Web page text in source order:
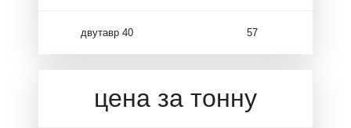
двутавр 40 57
цена за тонну